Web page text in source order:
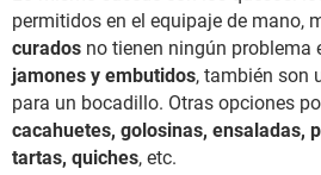
permitidos en el equipaje de mano,
curados no tienen ningún problema
jamones y embutidos, también son
para un bocadillo. Otras opciones
cacahuetes, golosinas, ensaladas,
tartas, quiches, etc.